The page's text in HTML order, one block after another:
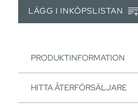
LÄGG I INKÖPSLISTAN
PRODUKTINFORMATION
HITTA ÅTERFÖRSÄLJARE